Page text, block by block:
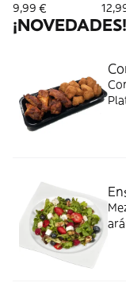
Persona)
9,99 €
¡NOVEDADES!